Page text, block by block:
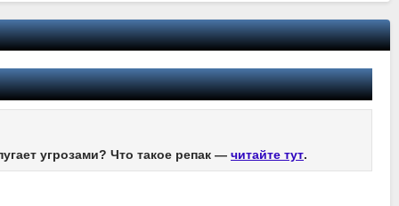
угрозами? Что такое репак — читайте тут.